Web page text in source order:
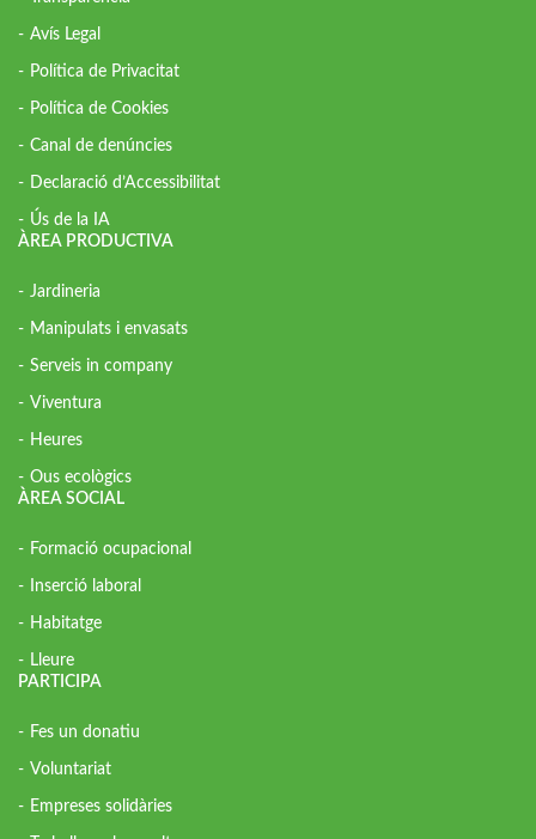
Avís Legal
Política de Privacitat
Política de Cookies
Canal de denúncies
Declaració d’Accessibilitat
Ús de la IA
ÀREA PRODUCTIVA
Jardineria
Manipulats i envasats
Serveis in company
Viventura
Heures
Ous ecològics
ÀREA SOCIAL
Formació ocupacional
Inserció laboral
Habitatge
Lleure
PARTICIPA
Fes un donatiu
Voluntariat
Empreses solidàries